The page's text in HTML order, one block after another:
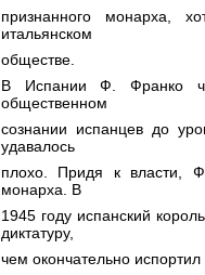
признанного монарха,
итальянском
обществе.
В Испании Ф. Франко
общественном
сознании испанцев до
удавалось
плохо. Придя к власти,
монарха. В
1945 году испанский
диктатуру,
чем окончательно